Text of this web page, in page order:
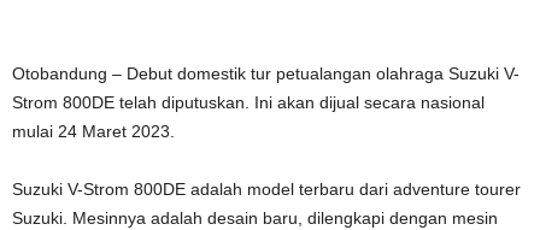
Otobandung – Debut domestik tur petualangan olahraga Suzuki V-
Strom 800DE telah diputuskan. Ini akan dijual secara nasional
mulai 24 Maret 2023.
Suzuki V-Strom 800DE adalah model terbaru dari adventure tourer
Suzuki. Mesinnya adalah desain baru, dilengkapi dengan mesin